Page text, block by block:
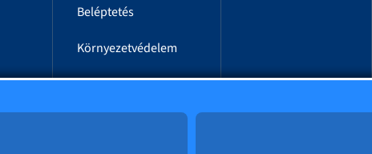
Beléptetés
Környezetvédelem
Energetika